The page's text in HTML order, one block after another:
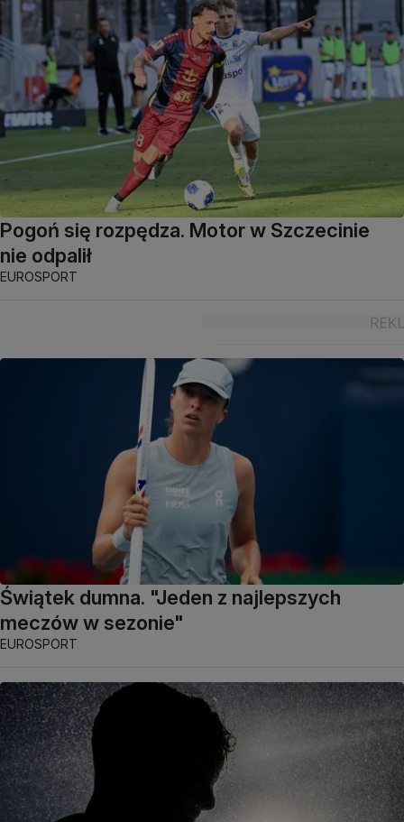
Pogoń się rozpędza. Motor w Szczecinie
nie odpalił
EUROSPORT
Świątek dumna. "Jeden z najlepszych
meczów w sezonie"
EUROSPORT